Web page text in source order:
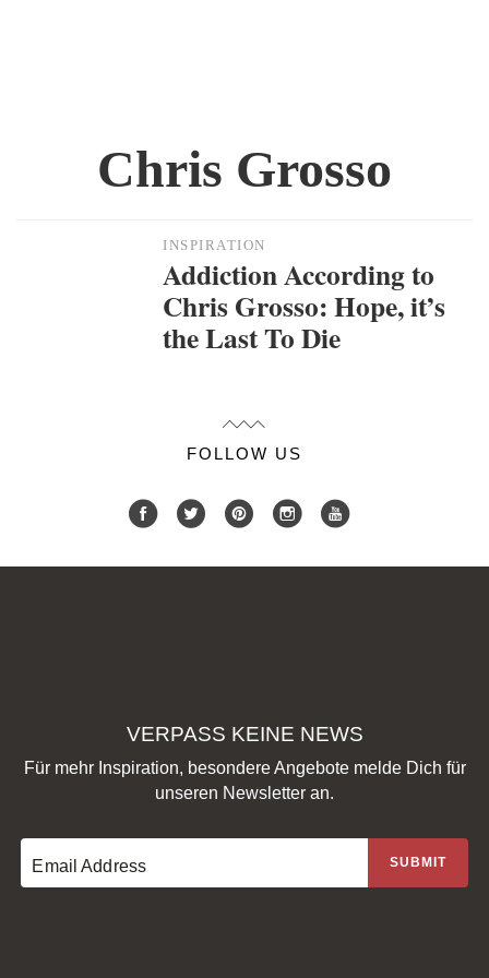
Chris Grosso
INSPIRATION
Addiction According to
Chris Grosso: Hope, it’s
the Last To Die
FOLLOW US
VERPASS KEINE NEWS
Für mehr Inspiration, besondere Angebote melde Dich für
unseren Newsletter an.
Email Address